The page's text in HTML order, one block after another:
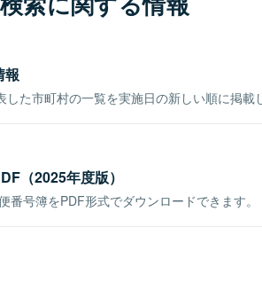
報
した市町村の一覧を実施日の新しい順に掲載
（2025年度版）
番号簿をPDF形式でダウンロードできます。